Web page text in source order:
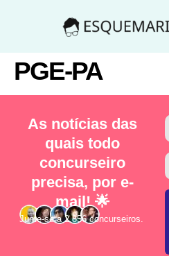
PGE-PA
As notícias das
quais todo
concurseiro
precisa, por e-
mail! 🌟
Junte-se a 2.856 concurseiros.